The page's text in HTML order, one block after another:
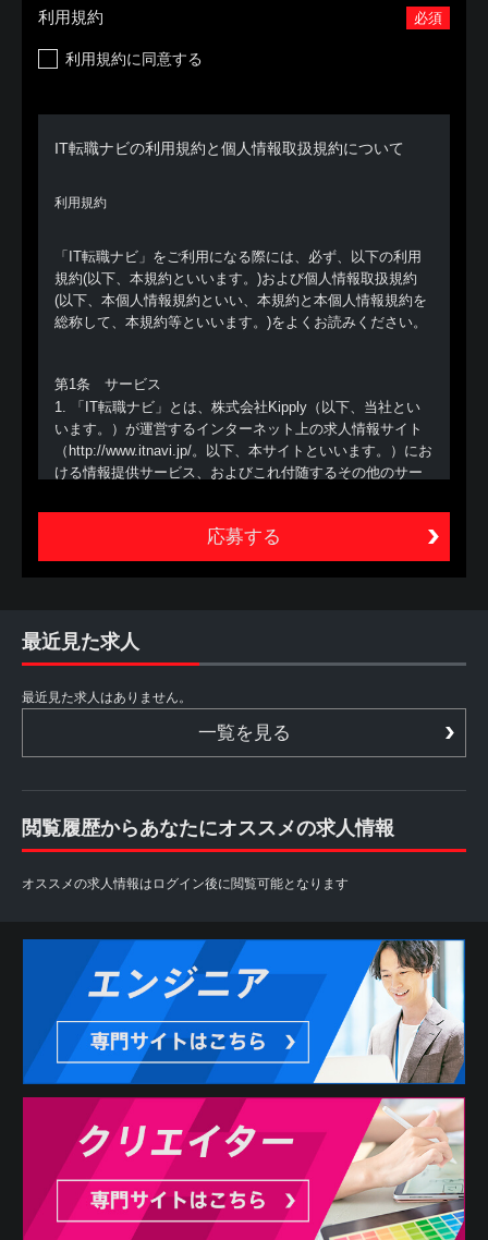
必須
利用規約
利用規約に同意する
IT転職ナビの利用規約と個人情報取扱規約について
利用規約
「IT転職ナビ」をご利用になる際には、必ず、以下の利用
規約(以下、本規約といいます。)および個人情報取扱規約
(以下、本個人情報規約といい、本規約と本個人情報規約を
総称して、本規約等といいます。)をよくお読みください。
第1条 サービス
1. 「IT転職ナビ」とは、株式会社Kipply（以下、当社とい
います。）が運営するインターネット上の求人情報サイト
（http://www.itnavi.jp/。以下、本サイトといいます。）にお
ける情報提供サービス、およびこれ付随するその他のサー
す。
2. 本サービスは、あくまでも、本サービスを利用する方
（以下、利用者といいます。）が自ら行う転職活動の支援
を目的とするものであり、職業安定法に定める職業紹介で
は行いません。また、利用者からの個別の職業紹介の依頼
にも応じられません
1. 利用者は、本サイトを利用することによって、本規約等
承諾しない場合には、本サイトを利用することができない
2. 利用者は、自らの意思に基づき本サービスを利用するも
のとし、本サービスの利用によって生じたいかなる事態に
ついても自ら責任を負うものとします。
また、本サービスは各パートナーから求人情報の提供を受
了している場合や掲載内容に差異がある場合もございます
ので予めご了承下さい。
3. 利用者は、本サービスの利用にあたり、当社に対しどの
ような情報を提供するかを任意に選択することができま
す。ただし、当社が必要と判断する情報が提供されない場
合には、本サービスの全部または一部を利用できない場合
があります。
第3条 反社会的勢力の排除
1. 利用者は、現在、暴力団、暴力団員、暴力団員でなくな
った時から5年を経過しない者、暴力団準構成員、暴力団関
係企業、総会屋等、社会運動等標ぼうゴロ、特殊知能暴力
集団その他これらに準ずる者（総称して以下、反社会的勢
力といいます。）に該当せず、かつ、次のいずれにも該当
最近見た求人
最近見た求人はありません。
一覧を見る
閲覧履歴からあなたにオススメの求人情報
オススメの求人情報はログイン後に閲覧可能となります